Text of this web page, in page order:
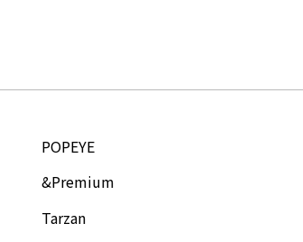
POPEYE
&Premium
Tarzan